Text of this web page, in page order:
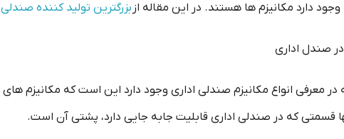
وجود دارد مکانیزم ها هستند. در این مقاله از بزرگترین تولید کننده صندلی
قسمتی که در صندلی اداری قابلیت جابه جایی دارد، پشتی آن است.